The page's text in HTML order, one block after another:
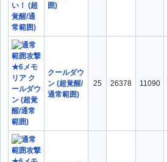
囲)
クールダウ
ン (超覚醒/
通常範囲)
25 26378 11090